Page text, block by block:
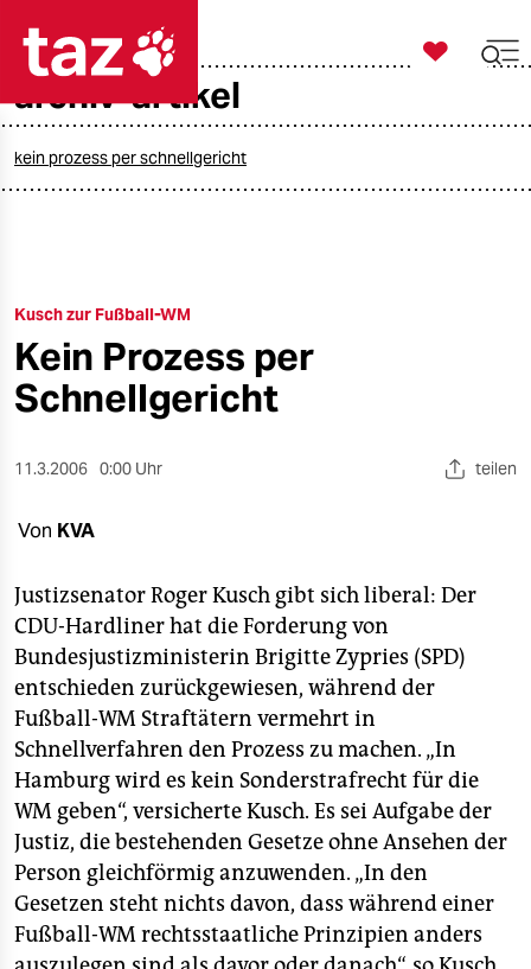
taz zahl ich
öko
gesellschaft
sport
berlin
nord
wahrheit
verlag
verlag
veranstaltungen
shop
fragen & hilfe
unterstützen

taz zahl ich
archiv-artikel
kein prozess per schnellgericht
Kusch zur Fußball-WM
Kein Prozess per
Schnellgericht
11.3.2006 0:00 Uhr teilen
Von KVA
Justizsenator Roger Kusch gibt sich liberal: Der
CDU-Hardliner hat die Forderung von
Bundesjustizministerin Brigitte Zypries (SPD)
entschieden zurückgewiesen, während der
Fußball-WM Straftätern vermehrt in
Schnellverfahren den Prozess zu machen. „In
Hamburg wird es kein Sonderstrafrecht für die
WM geben“, versicherte Kusch. Es sei Aufgabe der
Justiz, die bestehenden Gesetze ohne Ansehen der
Person gleichförmig anzuwenden. „In den
Gesetzen steht nichts davon, dass während einer
Fußball-WM rechtsstaatliche Prinzipien anders